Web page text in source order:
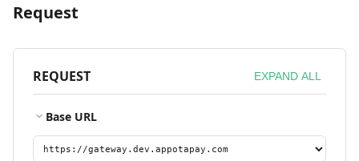
Request
REQUEST EXPAND ALL
Base URL